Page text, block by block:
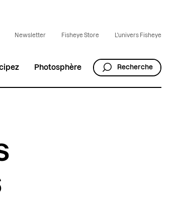
Newsletter Fisheye Store L'univers Fisheye
Photosphère Recherche